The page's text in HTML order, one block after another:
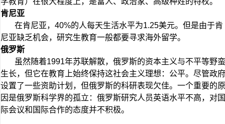
肯尼亚
在肯尼亚，40%的人每天生活水平为1.25美元。但是由于肯
尼亚缺乏机会，研究生教育一般都要寻求海外留学。
俄罗斯
虽然随着1991年苏联解散，俄罗斯的资本主义与不平等野蛮
生长，但它在教育上始终保持这社会主义理想：公平。尽管政府
设置了一些资助计划，但俄罗斯的科研表现欠佳。一个重要的原
因是俄罗斯科学界的孤立：俄罗斯研究人员英语水平不高，对国
际会议和国际合作的态度并不积极。